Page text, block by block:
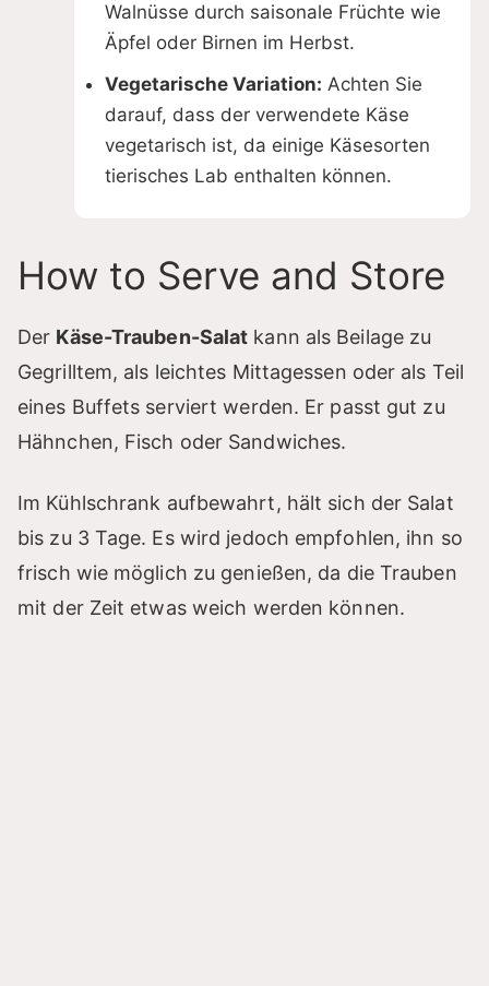
Walnüsse durch saisonale Früchte wie
Äpfel oder Birnen im Herbst.
Vegetarische Variation: Achten Sie
darauf, dass der verwendete Käse
vegetarisch ist, da einige Käsesorten
tierisches Lab enthalten können.
How to Serve and Store
Der Käse-Trauben-Salat kann als Beilage zu
Gegrilltem, als leichtes Mittagessen oder als Teil
eines Buffets serviert werden. Er passt gut zu
Hähnchen, Fisch oder Sandwiches.
Im Kühlschrank aufbewahrt, hält sich der Salat
bis zu 3 Tage. Es wird jedoch empfohlen, ihn so
frisch wie möglich zu genießen, da die Trauben
mit der Zeit etwas weich werden können.